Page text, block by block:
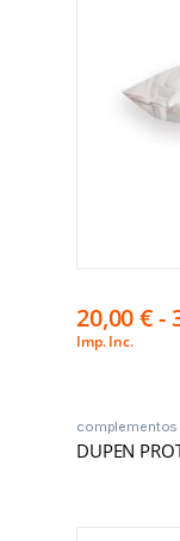
20,00€-
Imp. Inc.
DUPEN